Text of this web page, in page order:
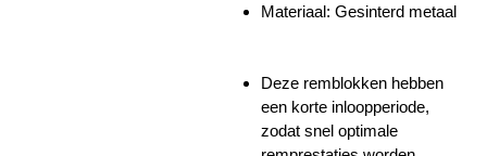
Materiaal: Gesinterd metaal
Deze remblokken hebben
een korte inloopperiode,
zodat snel optimale